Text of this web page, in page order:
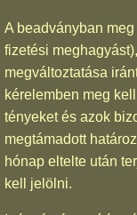
A beadványban
fizetési
megváltoztatása
kérelemben meg
tényeket és azok
megtámadott
hónap eltelte után
kell jelölni.